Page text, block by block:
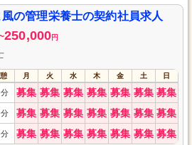
の管理栄養士の契約社員求人
250,000円
月 火 水 木 金 土 日
募集 募集 募集 募集 募集 募集 募集
募集 募集 募集 募集 募集 募集 募集
募集 募集 募集 募集 募集 募集 募集